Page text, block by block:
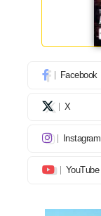
Facebook
X
Instagram
YouTube